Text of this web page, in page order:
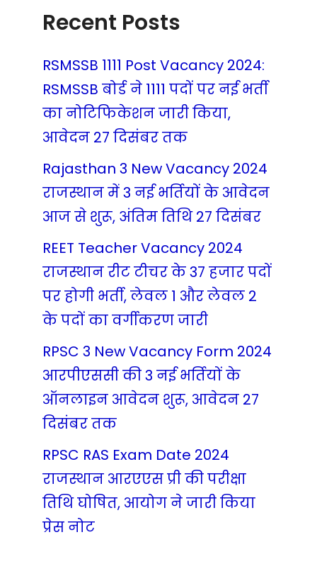
Recent Posts
RSMSSB 1111 Post Vacancy 2024:
RSMSSB बोर्ड ने 1111 पदों पर नई भर्ती
का नोटिफिकेशन जारी किया,
आवेदन 27 दिसंबर तक
Rajasthan 3 New Vacancy 2024
राजस्थान में 3 नई भर्तियों के आवेदन
आज से शुरू, अंतिम तिथि 27 दिसंबर
REET Teacher Vacancy 2024
राजस्थान रीट टीचर के 37 हजार पदों
पर होगी भर्ती, लेवल 1 और लेवल 2
के पदों का वर्गीकरण जारी
RPSC 3 New Vacancy Form 2024
आरपीएससी की 3 नई भर्तियों के
ऑनलाइन आवेदन शुरू, आवेदन 27
दिसंबर तक
RPSC RAS Exam Date 2024
राजस्थान आरएएस प्री की परीक्षा
तिथि घोषित, आयोग ने जारी किया
प्रेस नोट